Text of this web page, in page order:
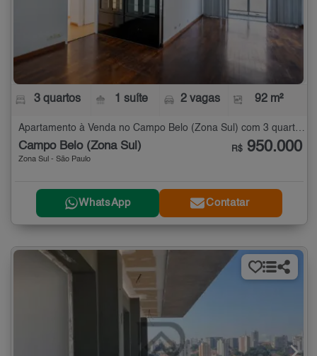
3 quartos 1 suíte 2 vagas 92 m²
Campo Belo (Zona Sul)
Zona Sul - São Paulo
R$ 950.000
WhatsApp Contatar